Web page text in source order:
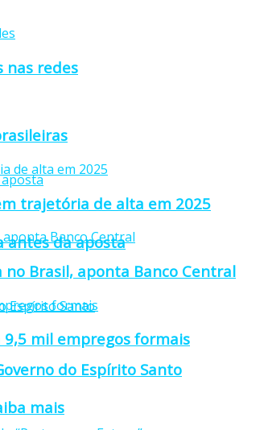
antes da aposta
do Espírito Santo
nas redes
trajetória de alta em 2025
Brasil, aponta Banco Central
mil empregos formais
mais